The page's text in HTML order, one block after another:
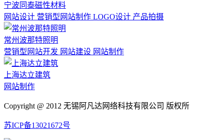
宁波同泰磁性材料
网站设计 营销型网站制作 LOGO设计 产品拍摄
常州波那特照明
营销型网站开发 网站建设 网站制作
上海达立建筑
网站制作
Copyright @ 2012 无锡阿凡达网络科技有限公司 版权所
苏ICP备13021672号